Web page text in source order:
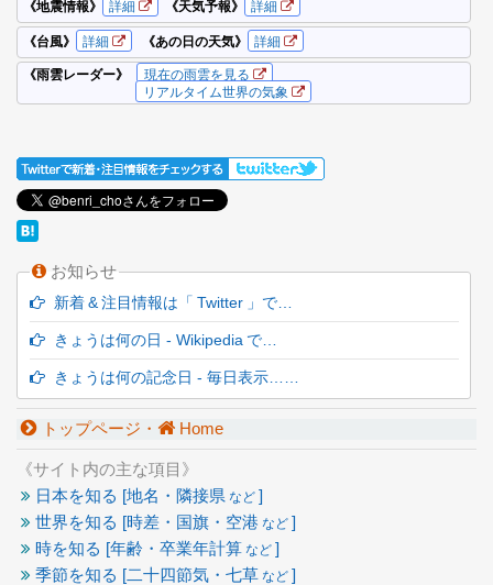
お知らせ
新着 & 注目情報は「 Twitter 」で…
きょうは何の日 - Wikipedia で…
きょうは何の記念日 - 毎日表示……
トップページ・ Home
《サイト内の主な項目》
日本を知る [地名・隣接県 など ]
世界を知る [時差・国旗・空港 など ]
時を知る [年齢・卒業年計算 など ]
季節を知る [二十四節気・七草 など ]